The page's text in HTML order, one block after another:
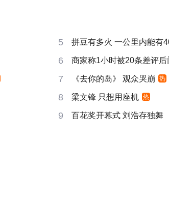
5 拼豆有多火 一公里内能有
6 商家称1小时被20条差评后
7 《去你的岛》 观众哭崩 热
8 梁文锋 只想用座机 热
9 百花奖开幕式 刘浩存独舞